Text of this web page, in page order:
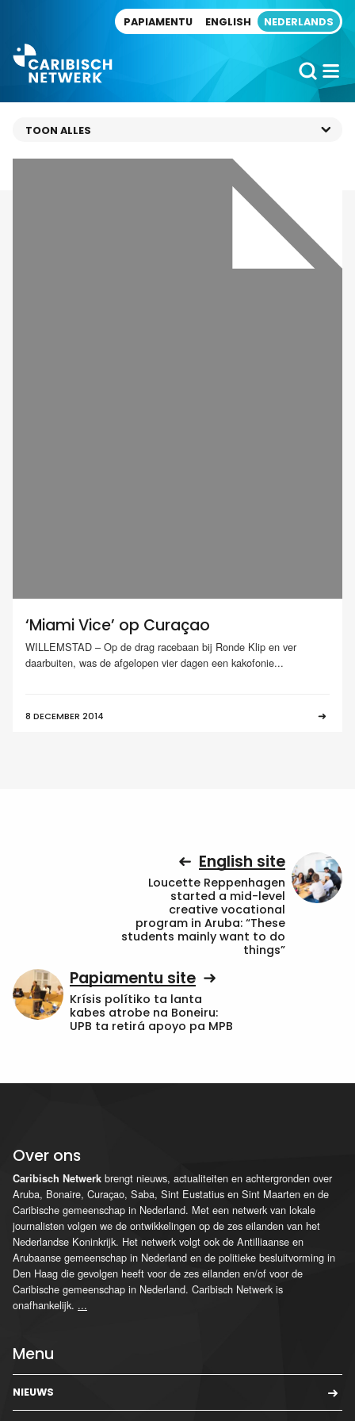
PAPIAMENTU ENGLISH NEDERLANDS
‘Miami Vice’ op Curaçao
WILLEMSTAD – Op de drag racebaan bij Ronde Klip en ver
daarbuiten, was de afgelopen vier dagen een kakofonie...
8 DECEMBER 2014
English site
Loucette Reppenhagen
started a mid-level
creative vocational
program in Aruba: “These
students mainly want to do
things”
Papiamentu site
Krísis polítiko ta lanta
kabes atrobe na Boneiru:
UPB ta retirá apoyo pa MPB
Over ons
Caribisch Netwerk brengt nieuws, actualiteiten en achtergronden over
Aruba, Bonaire, Curaçao, Saba, Sint Eustatius en Sint Maarten en de
Caribische gemeenschap in Nederland. Met een netwerk van lokale
journalisten volgen we de ontwikkelingen op de zes eilanden van het
Nederlandse Koninkrijk. Het netwerk volgt ook de Antilliaanse en
Arubaanse gemeenschap in Nederland en de politieke besluitvorming in
Den Haag die gevolgen heeft voor de zes eilanden en/of voor de
Caribische gemeenschap in Nederland. Caribisch Netwerk is
onafhankelijk. ...
Menu
NIEUWS